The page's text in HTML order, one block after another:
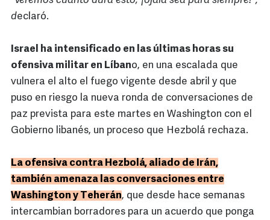
declaró.
Israel ha intensificado en las últimas horas su
ofensiva militar en Líbano, en una escalada que
vulnera el alto el fuego vigente desde abril y que
puso en riesgo la nueva ronda de conversaciones de
paz prevista para este martes en Washington con el
Gobierno libanés, un proceso que Hezbolá rechaza.
La ofensiva contra Hezbolá, aliado de Irán,
también amenaza las conversaciones entre
Washington y Teherán, que desde hace semanas
intercambian borradores para un acuerdo que ponga